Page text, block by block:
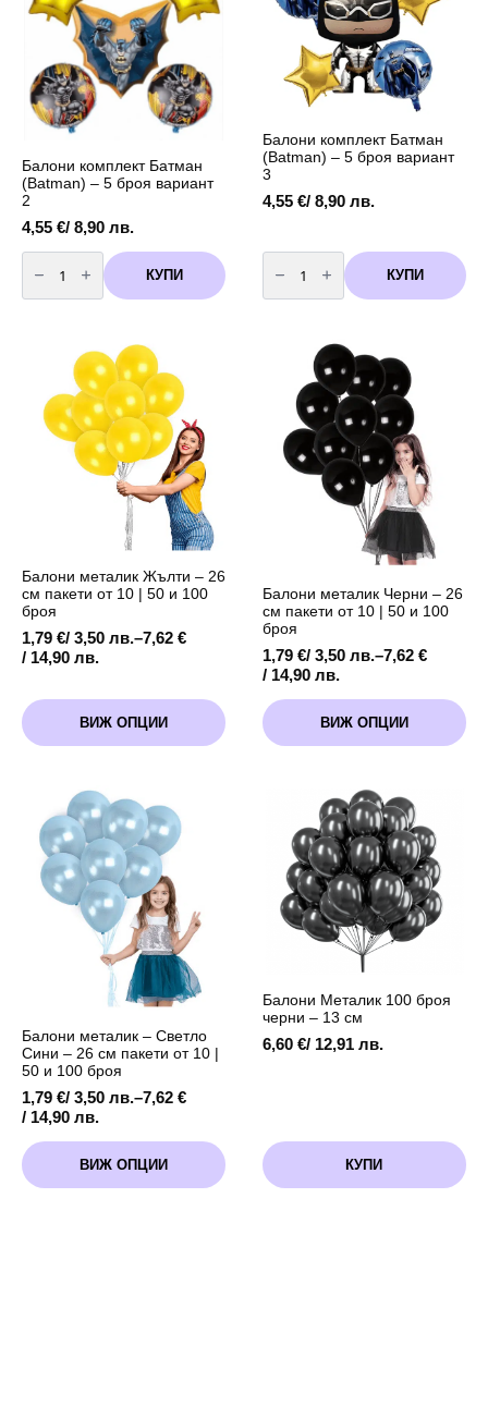
Балони комплект Батман
(Batman) – 5 броя вариант
2
4,55 €/ 8,90 лв.
количество
за
Балони
комплект
вариант
КУПИ
Балони комплект Батман
(Batman) – 5 броя вариант
3
4,55 €/ 8,90 лв.
количество
за
Балони
комплект
вариант
КУПИ
Балони металик Жълти – 26
см пакети от 10 | 50 и 100
броя
1,79 €/ 3,50 лв.–7,62 €
/ 14,90 лв.
Price
1,79 €
/
3,50 лв.
14,90 лв.
ВИЖ ОПЦИИ
This
product
has
options
may
chosen
Балони металик Черни – 26
см пакети от 10 | 50 и 100
броя
1,79 €/ 3,50 лв.–7,62 €
/ 14,90 лв.
Price
1,79 €
/
3,50 лв.
14,90 лв.
ВИЖ ОПЦИИ
This
product
has
options
chosen
the
product
Балони металик – Светло
Сини – 26 см пакети от 10 |
50 и 100 броя
1,79 €/ 3,50 лв.–7,62 €
/ 14,90 лв.
Price
1,79 €
/
3,50 лв.
ВИЖ ОПЦИИ
This
product
has
Балони Металик 100 броя
черни – 13 см
6,60 €/ 12,91 лв.
КУПИ